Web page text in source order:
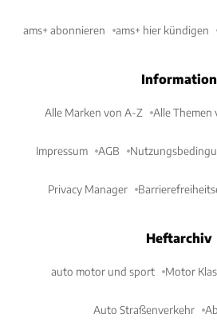
ams+ abonnieren ams+ hier kündigen
Information
Alle Marken von A-Z Alle Themen
Impressum AGB
Privacy Manager
Heftarchiv
auto motor und sport Motor
Auto Straßenverkehr